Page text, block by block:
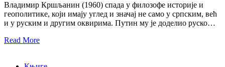
Владимир Кршљанин (1960) спада у филозофе историје и
геополитике, који имају углед и значај не само у српским, већ
и у руским и другим оквирима. Путин му је доделио руско…
Read More